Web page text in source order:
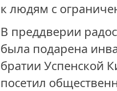
к людям с
В преддверии
была подарена
братии Успенской
посетил